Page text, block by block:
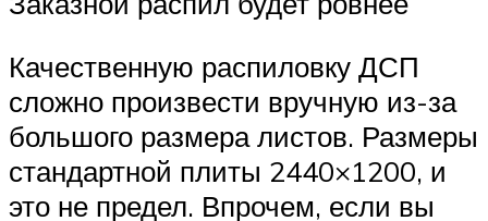
Качественную распиловку ДСП
сложно произвести вручную из-за
большого размера листов. Размеры
стандартной плиты 2440×1200, и
это не предел. Впрочем, если вы